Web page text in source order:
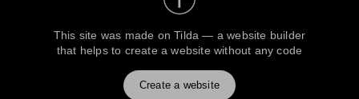
This site was made onTilda — a website builder
that helps to create a website without any code
Create a website